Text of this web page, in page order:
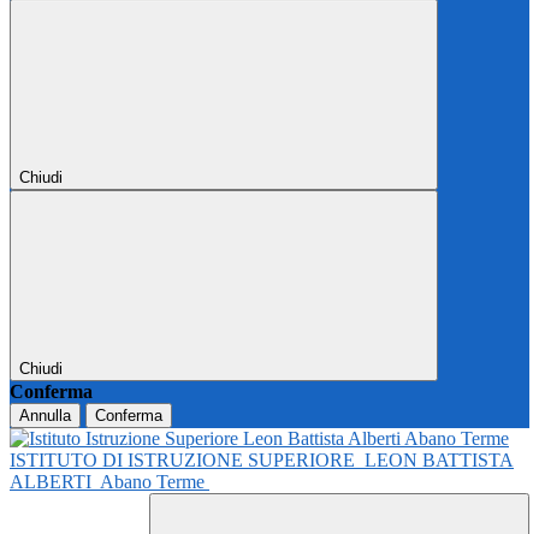
Chiudi
Chiudi
Conferma
Annulla Conferma
ISTITUTO DI ISTRUZIONE SUPERIORE LEON BATTISTA
ALBERTI Abano Terme